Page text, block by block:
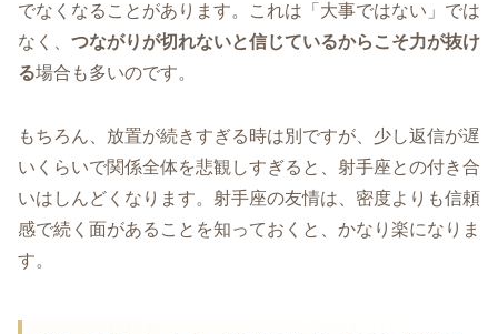
でなくなることがあります。これは「大事ではない」では
なく、 つながりが切れないと信じているからこそ力が抜け
る場合も多いのです。
もちろん、放置が続きすぎる時は別ですが、少し返信が遅
いくらいで関係全体を悲観しすぎると、射手座との付き合
いはしんどくなります。射手座の友情は、密度よりも信頼
感で続く面があることを知っておくと、かなり楽になりま
す。